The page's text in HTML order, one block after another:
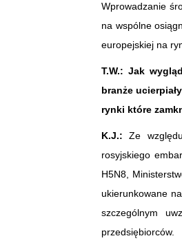
Wprowadzanie
na wspólne
europejskiej na
T.W.: Jak
branże
rynki które
K.J.: Ze
rosyjskiego
H5N8,
ukierunkowane
szczególnym